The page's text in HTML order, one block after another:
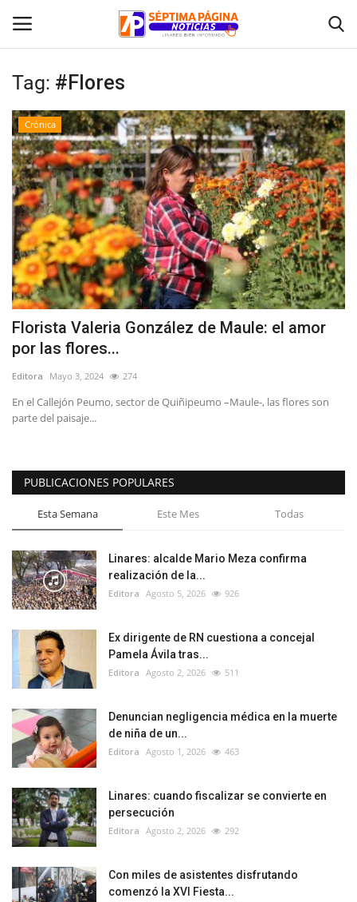
Inicio
Crónica
Policial
Tribunales
Deporte
Política
Espectáculos
Tag: #Flores
Crónica
Florista Valeria González de Maule: el amor
por las flores...
Editora Mayo 3, 2024 274
En el Callejón Peumo, sector de Quiñipeumo –Maule-, las flores son
parte del paisaje...
PUBLICACIONES POPULARES
Esta Semana Este Mes Todas
Linares: alcalde Mario Meza confirma
realización de la...
Editora Agosto 5, 2026 926
Ex dirigente de RN cuestiona a concejal
Pamela Ávila tras...
Editora Agosto 2, 2026 511
Denuncian negligencia médica en la muerte
de niña de un...
Editora Agosto 1, 2026 463
Linares: cuando fiscalizar se convierte en
persecución
Editora Agosto 2, 2026 292
Con miles de asistentes disfrutando
comenzó la XVI Fiesta...